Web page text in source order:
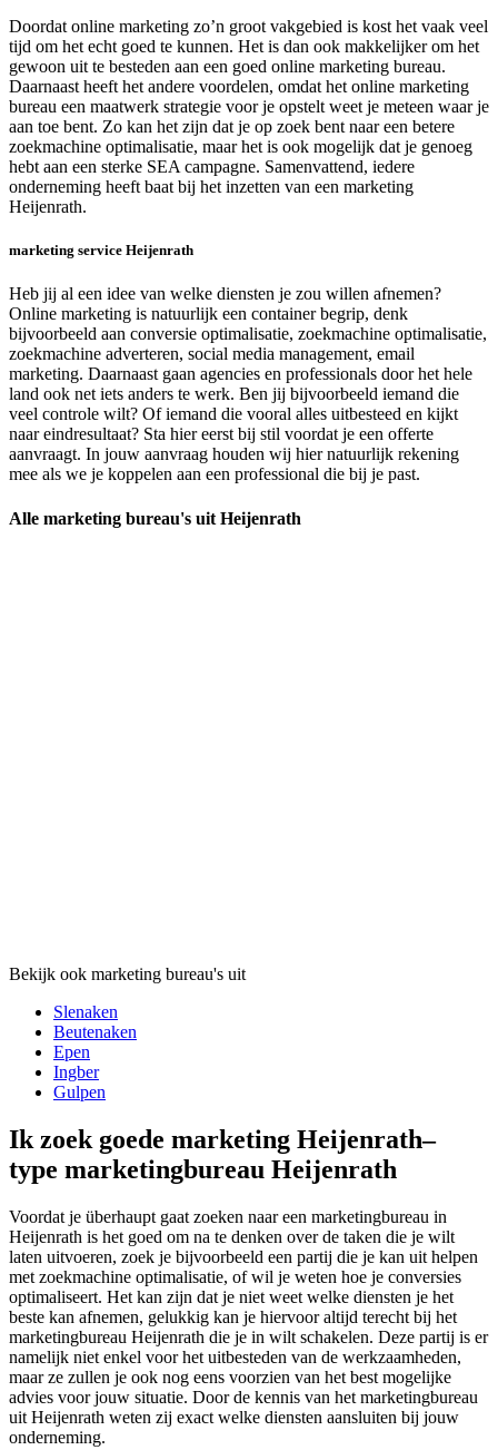
Doordat online marketing zo’n groot vakgebied is kost het vaak veel
tijd om het echt goed te kunnen. Het is dan ook makkelijker om het
gewoon uit te besteden aan een goed online marketing bureau.
Daarnaast heeft het andere voordelen, omdat het online marketing
bureau een maatwerk strategie voor je opstelt weet je meteen waar je
aan toe bent. Zo kan het zijn dat je op zoek bent naar een betere
zoekmachine optimalisatie, maar het is ook mogelijk dat je genoeg
hebt aan een sterke SEA campagne. Samenvattend, iedere
onderneming heeft baat bij het inzetten van een marketing
Heijenrath.
marketing service Heijenrath
Heb jij al een idee van welke diensten je zou willen afnemen?
Online marketing is natuurlijk een container begrip, denk
bijvoorbeeld aan conversie optimalisatie, zoekmachine optimalisatie,
zoekmachine adverteren, social media management, email
marketing. Daarnaast gaan agencies en professionals door het hele
land ook net iets anders te werk. Ben jij bijvoorbeeld iemand die
veel controle wilt? Of iemand die vooral alles uitbesteed en kijkt
naar eindresultaat? Sta hier eerst bij stil voordat je een offerte
aanvraagt. In jouw aanvraag houden wij hier natuurlijk rekening
mee als we je koppelen aan een professional die bij je past.
Alle marketing bureau's uit Heijenrath
Bekijk ook marketing bureau's uit
Slenaken
Beutenaken
Epen
Ingber
Gulpen
Ik zoek goede marketing Heijenrath–
type marketingbureau Heijenrath
Voordat je überhaupt gaat zoeken naar een marketingbureau in
Heijenrath is het goed om na te denken over de taken die je wilt
laten uitvoeren, zoek je bijvoorbeeld een partij die je kan uit helpen
met zoekmachine optimalisatie, of wil je weten hoe je conversies
optimaliseert. Het kan zijn dat je niet weet welke diensten je het
beste kan afnemen, gelukkig kan je hiervoor altijd terecht bij het
marketingbureau Heijenrath die je in wilt schakelen. Deze partij is er
namelijk niet enkel voor het uitbesteden van de werkzaamheden,
maar ze zullen je ook nog eens voorzien van het best mogelijke
advies voor jouw situatie. Door de kennis van het marketingbureau
uit Heijenrath weten zij exact welke diensten aansluiten bij jouw
onderneming.